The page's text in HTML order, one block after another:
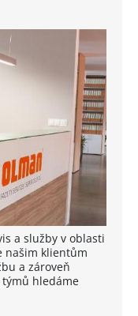
a služby v oblasti
našim klientům
a zároveň
hledáme